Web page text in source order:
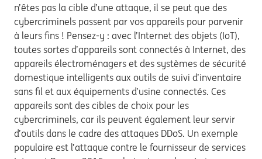
n’êtes pas la cible d’une attaque, il se peut que des
cybercriminels passent par vos appareils pour parvenir
à leurs fins ! Pensez-y : avec l’Internet des objets (IoT),
toutes sortes d’appareils sont connectés à Internet, des
appareils électroménagers et des systèmes de sécurité
domestique intelligents aux outils de suivi d’inventaire
sans fil et aux équipements d’usine connectés. Ces
appareils sont des cibles de choix pour les
cybercriminels, car ils peuvent également leur servir
d’outils dans le cadre des attaques DDoS. Un exemple
populaire est l’attaque contre le fournisseur de services